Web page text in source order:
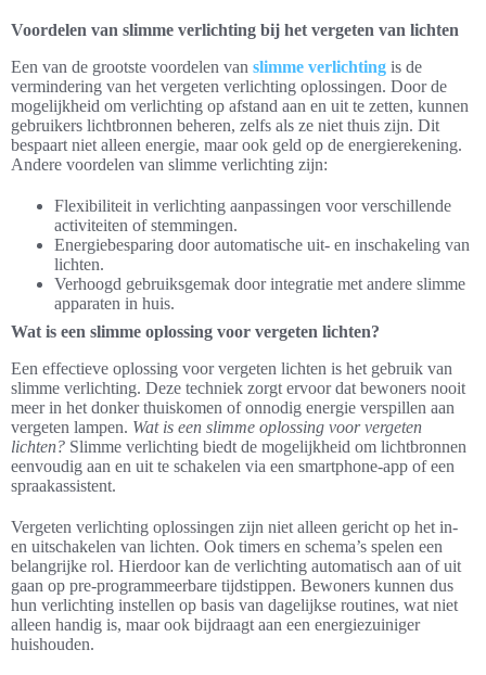
Voordelen van slimme verlichting bij het vergeten van lichten
Een van de grootste voordelen van slimme verlichting is de
vermindering van het vergeten verlichting oplossingen. Door de
mogelijkheid om verlichting op afstand aan en uit te zetten, kunnen
gebruikers lichtbronnen beheren, zelfs als ze niet thuis zijn. Dit
bespaart niet alleen energie, maar ook geld op de energierekening.
Andere voordelen van slimme verlichting zijn:
Flexibiliteit in verlichting aanpassingen voor verschillende
activiteiten of stemmingen.
Energiebesparing door automatische uit- en inschakeling van
lichten.
Verhoogd gebruiksgemak door integratie met andere slimme
apparaten in huis.
Wat is een slimme oplossing voor vergeten lichten?
Een effectieve oplossing voor vergeten lichten is het gebruik van
slimme verlichting. Deze techniek zorgt ervoor dat bewoners nooit
meer in het donker thuiskomen of onnodig energie verspillen aan
vergeten lampen. Wat is een slimme oplossing voor vergeten
lichten? Slimme verlichting biedt de mogelijkheid om lichtbronnen
eenvoudig aan en uit te schakelen via een smartphone-app of een
spraakassistent.
Vergeten verlichting oplossingen zijn niet alleen gericht op het in-
en uitschakelen van lichten. Ook timers en schema’s spelen een
belangrijke rol. Hierdoor kan de verlichting automatisch aan of uit
gaan op pre-programmeerbare tijdstippen. Bewoners kunnen dus
hun verlichting instellen op basis van dagelijkse routines, wat niet
alleen handig is, maar ook bijdraagt aan een energiezuiniger
huishouden.